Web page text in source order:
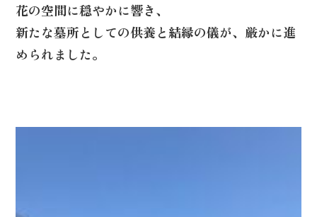
花の空間に穏やかに響き、
新たな墓所としての供養と結縁の儀が、厳かに進
められました。